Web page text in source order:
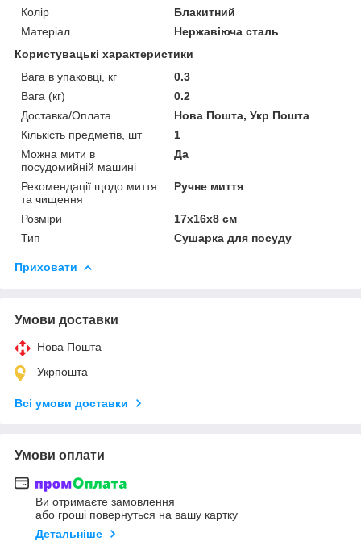
Колір
Блакитний
Матеріал
Нержавіюча сталь
Користувацькі характеристики
Вага в упаковці, кг
0.3
Вага (кг)
0.2
Доставка/Оплата
Нова Пошта, Укр Пошта
Кількість предметів, шт
1
Можна мити в
посудомийній машині
Да
Рекомендації щодо миття
та чищення
Ручне миття
Розміри
17x16x8 см
Тип
Сушарка для посуду
Приховати
Умови доставки
Нова Пошта
Укрпошта
Всі умови доставки
Умови оплати
Ви отримаєте замовлення
або гроші повернуться на вашу картку
Детальніше